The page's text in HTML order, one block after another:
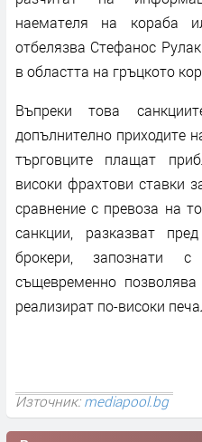
наемателя на кораба
отбелязва Стефанос
в областта на гръцкото
Въпреки това
допълнително приходите
търговците плащат
високи фрахтови ставки
сравнение с превоза на
санкции, разказват
брокери, запознати
същевременно
реализират по-високи
Източник:mediapool.bg